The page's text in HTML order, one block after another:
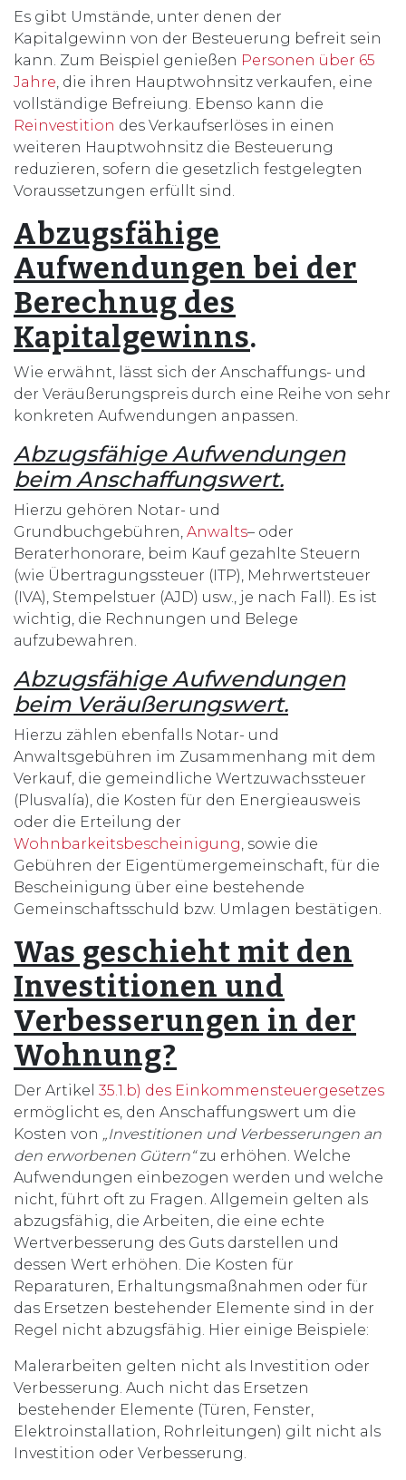
Es gibt Umstände, unter denen der
Kapitalgewinn von der Besteuerung befreit sein
kann. Zum Beispiel genießen Personen über 65
Jahre , die ihren Hauptwohnsitz verkaufen, eine
vollständige Befreiung. Ebenso kann die
Reinvestition des Verkaufserlöses in einen
weiteren Hauptwohnsitz die Besteuerung
reduzieren, sofern die gesetzlich festgelegten
Voraussetzungen erfüllt sind.
Abzugsfähige
Aufwendungen bei der
Berechnug des
Kapitalgewinns.
Wie erwähnt, lässt sich der Anschaffungs- und
der Veräußerungspreis durch eine Reihe von sehr
konkreten Aufwendungen anpassen.
Abzugsfähige Aufwendungen
beim Anschaffungswert.
Hierzu gehören Notar- und
Grundbuchgebühren, Anwalts– oder
Beraterhonorare, beim Kauf gezahlte Steuern
(wie Übertragungssteuer (ITP), Mehrwertsteuer
(IVA), Stempelstuer (AJD) usw., je nach Fall). Es ist
wichtig, die Rechnungen und Belege
aufzubewahren.
Abzugsfähige Aufwendungen
beim Veräußerungswert.
Hierzu zählen ebenfalls Notar- und
Anwaltsgebühren im Zusammenhang mit dem
Verkauf, die gemeindliche Wertzuwachssteuer
(Plusvalía), die Kosten für den Energieausweis
oder die Erteilung der
Wohnbarkeitsbescheinigung , sowie die
Gebühren der Eigentümergemeinschaft, für die
Bescheinigung über eine bestehende
Gemeinschaftsschuld bzw. Umlagen bestätigen.
Was geschieht mit den
Investitionen und
Verbesserungen in der
Wohnung?
Der Artikel 35.1.b) des Einkommensteuergesetzes
ermöglicht es, den Anschaffungswert um die
Kosten von „Investitionen und Verbesserungen an
den erworbenen Gütern“zu erhöhen. Welche
Aufwendungen einbezogen werden und welche
nicht, führt oft zu Fragen. Allgemein gelten als
abzugsfähig, die Arbeiten, die eine echte
Wertverbesserung des Guts darstellen und
dessen Wert erhöhen. Die Kosten für
Reparaturen, Erhaltungsmaßnahmen oder für
das Ersetzen bestehender Elemente sind in der
Regel nicht abzugsfähig. Hier einige Beispiele:
Malerarbeiten gelten nicht als Investition oder
Verbesserung. Auch nicht das Ersetzen
bestehender Elemente (Türen, Fenster,
Elektroinstallation, Rohrleitungen) gilt nicht als
Investition oder Verbesserung.